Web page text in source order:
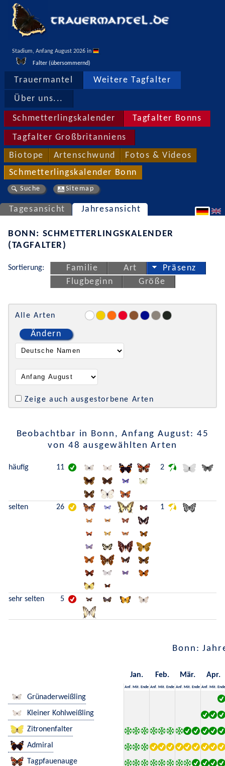
Stadium, Anfang August 2026 in
Falter (übersommernd)
Trauermantel Weitere Tagfalter
Über uns...
Schmetterlingskalender Tagfalter Bonns
Tagfalter Großbritanniens
Biotope Artenschwund Fotos & Videos
Schmetterlingskalender Bonn
Suche Sitemap
Tagesansicht Jahresansicht
BONN: SCHMETTERLINGSKALENDER
(TAGFALTER)
Sortierung: Familie Art
Präsenz
Flugbeginn
Größe
Alle Arten
Ändern
Zeige auch ausgestorbene Arten
Beobachtbar in Bonn, Anfang August: 45
von 48 ausgewählten Arten
häufig 11 2
selten 26 1
sehr selten 5
Bonn:
Jan. Feb. Mär. Apr.
Anf. Mit. Ende Anf. Mit. Ende Anf. Mit. Ende Anf. Mit. Ende
Grünaderweißling
Kleiner Kohlweißling
Zitronenfalter
Admiral
Tagpfauenauge